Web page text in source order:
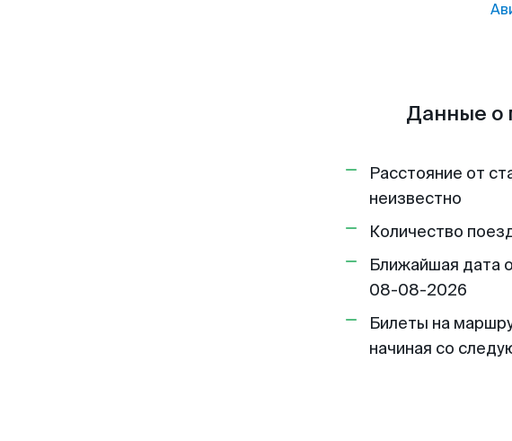
Данные о
Расстояние от
неизвестно
Количество
Ближайшая дата
08-08-2026
Билеты на
начиная со